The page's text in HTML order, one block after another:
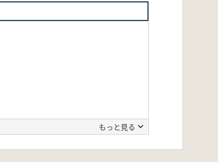
もっと見る